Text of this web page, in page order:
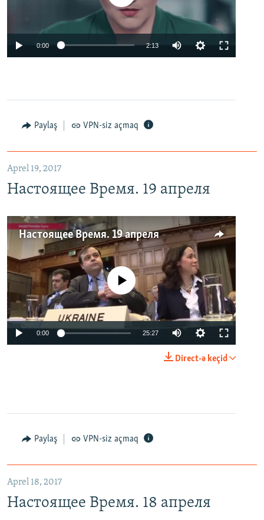
0:00 2:13
Paylaş VPN-siz açmaq
Aprel 19, 2017
Настоящее Время. 19 апреля
Настоящее Время. 19 апреля
No media source currently available
0:00 25:27
Direct-ə keçid
Paylaş VPN-siz açmaq
Aprel 18, 2017
Настоящее Время. 18 апреля